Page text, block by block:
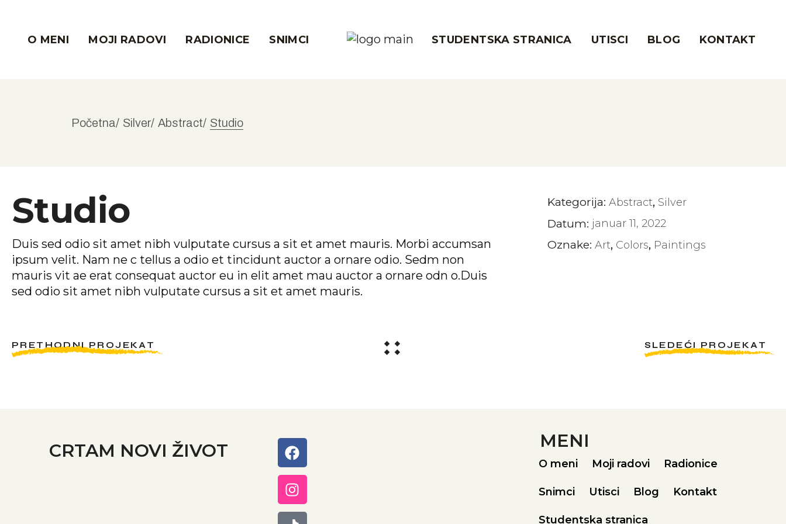
O MENI MOJI RADOVI RADIONICE
Trening Uma –
SNIMCI STUDENTSKA STRANICA UTISCI BLOG KONTAKT
Trening Uma –
Početna Silver Abstract Studio
Studio
Duis sed odio sit amet nibh vulputate cursus a sit et amet mauris. Morbi accumsan
ipsum velit. Nam ne c tellus a odio et tincidunt auctor a ornare odio. Sedm non
mauris vit ae erat consequat auctor eu in elit amet mau auctor a ornare odn o.Duis
sed odio sit amet nibh vulputate cursus a sit et amet mauris.
Kategorija: Abstract Silver
Datum: januar 11, 2022
Oznake: Art Colors Paintings
PRETHODNI PROJEKAT SLEDEĆI PROJEKAT
CRTAM NOVI ŽIVOT MENI
O meni Moji radovi Radionice
Snimci Utisci Blog Kontakt
Studentska stranica